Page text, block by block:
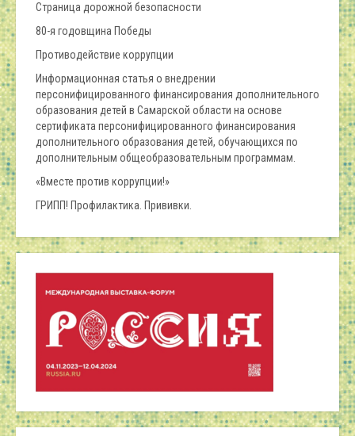
Страница дорожной безопасности
80-я годовщина Победы
Противодействие коррупции
Информационная статья о внедрении
персонифицированного финансирования дополнительного
образования детей в Самарской области на основе
сертификата персонифицированного финансирования
дополнительного образования детей, обучающихся по
дополнительным общеобразовательным программам.
«Вместе против коррупции!»
ГРИПП! Профилактика. Прививки.